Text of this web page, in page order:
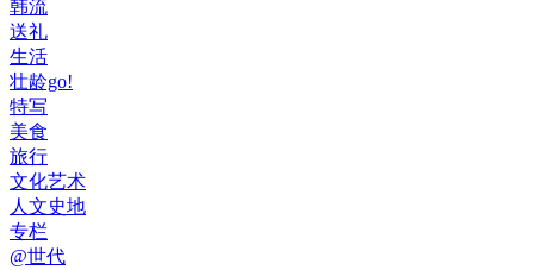
韩流
送礼
生活
壮龄go!
特写
美食
旅行
文化艺术
人文史地
专栏
@世代